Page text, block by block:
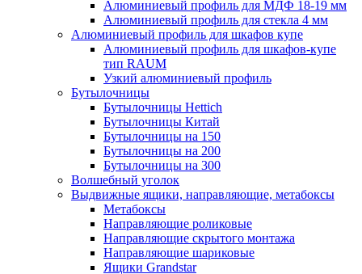
Алюминиевый профиль для МДФ 18-19 мм
Алюминиевый профиль для стекла 4 мм
Алюминиевый профиль для шкафов купе
Алюминиевый профиль для шкафов-купе
тип RAUM
Узкий алюминиевый профиль
Бутылочницы
Бутылочницы Hettich
Бутылочницы Китай
Бутылочницы на 150
Бутылочницы на 200
Бутылочницы на 300
Волшебный уголок
Выдвижные ящики, направляющие, метабоксы
Метабоксы
Направляющие роликовые
Направляющие скрытого монтажа
Направляющие шариковые
Ящики Grandstar